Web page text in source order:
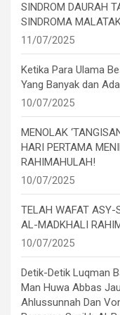
SINDROM DAURAH
SINDROMA
11/07/2025
Ketika Para Ulama
Yang Banyak dan
10/07/2025
MENOLAK
HARI PERTAMA
RAHIMAHULAH!
10/07/2025
TELAH WAFAT ASY-
AL-MADKHALI
10/07/2025
Detik-Detik Luqman
Man Huwa Abbas
Ahlussunnah Dan